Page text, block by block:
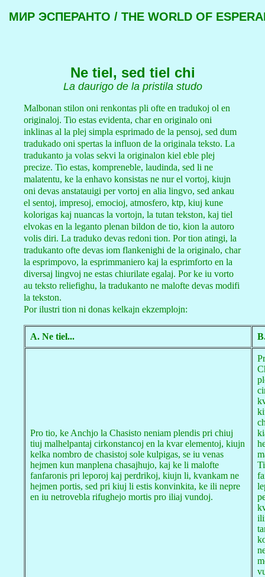
МИР ЭСПЕРАНТО / THE WORLD OF
Ne tiel, sed tiel chi
La daurigo de la pristila studo
Malbonan stilon oni renkontas pli ofte en tradukoj ol en
originaloj. Tio estas evidenta, char en originalo oni
inklinas al la plej simpla esprimado de la pensoj, sed dum
tradukado oni spertas la influon de la originala teksto. La
tradukanto ja volas sekvi la originalon kiel eble plej
precize. Tio estas, kompreneble, laudinda, sed li ne
malatentu, ke la enhavo konsistas ne nur el vortoj, kiujn
oni devas anstatauigi per vortoj en alia lingvo, sed ankau
el sentoj, impresoj, emocioj, atmosfero, ktp, kiuj kune
kolorigas kaj nuancas la vortojn, la tutan tekston, kaj tiel
elvokas en la leganto plenan bildon de tio, kion la autoro
volis diri. La traduko devas redoni tion. Por tion atingi, la
tradukanto ofte devas iom flankenighi de la originalo, char
la esprimpovo, la esprimmaniero kaj la esprimforto en la
diversaj lingvoj ne estas chiurilate egalaj. Por ke iu vorto
au teksto reliefighu, la tradukanto ne malofte devas modifi
la tekston.
Por ilustri tion ni donas kelkajn ekzemplojn:
A. Ne tiel...
Pro tio, ke Anchjo la Chasisto neniam plendis pri chiuj
tiuj malhelpantaj cirkonstancoj en la kvar elementoj, kiujn
kelka nombro de chasistoj sole kulpigas, se iu venas
hejmen kun manplena chasajhujo, kaj ke li malofte
fanfaronis pri leporoj kaj perdrikoj, kiujn li, kvankam ne
hejmen portis, sed pri kiuj li estis konvinkita, ke ili nepre
en iu netrovebla rifughejo mortis pro iliaj vundoj.